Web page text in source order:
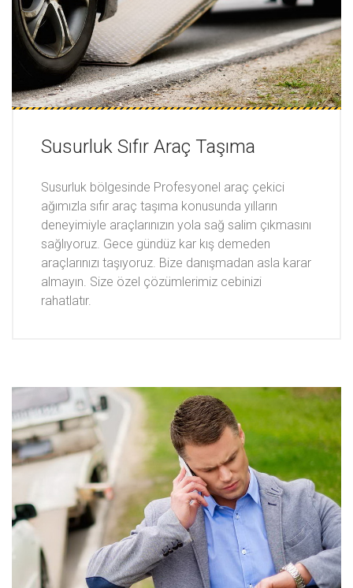
Susurluk Sıfır Araç Taşıma
Susurluk bölgesinde Profesyonel araç çekici
ağımızla sıfır araç taşıma konusunda yılların
deneyimiyle araçlarınızın yola sağ salim çıkmasını
sağlıyoruz. Gece gündüz kar kış demeden
araçlarınızı taşıyoruz. Bize danışmadan asla karar
almayın. Size özel çözümlerimiz cebinizi
rahatlatır.